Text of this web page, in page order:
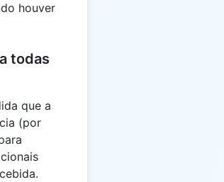
houver
todas
que a
(por